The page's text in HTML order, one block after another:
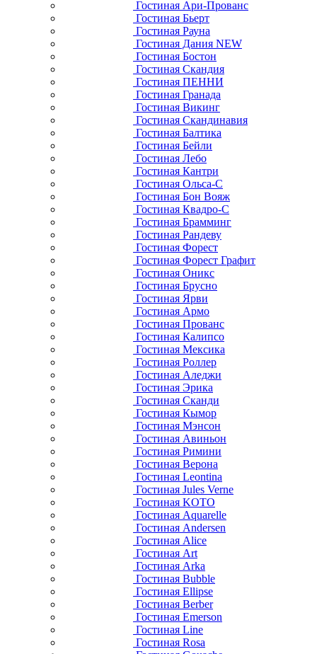
Гостиная Ари-Прованс
Гостиная Бьерт
Гостиная Рауна
Гостиная Дания NEW
Гостиная Бостон
Гостиная Скандия
Гостиная ПЕННИ
Гостиная Гранада
Гостиная Викинг
Гостиная Скандинавия
Гостиная Балтика
Гостиная Бейли
Гостиная Лебо
Гостиная Кантри
Гостиная Ольса-С
Гостиная Бон Вояж
Гостиная Квадро-С
Гостиная Брамминг
Гостиная Рандеву
Гостиная Форест
Гостиная Форест Графит
Гостиная Оникс
Гостиная Брусно
Гостиная Ярви
Гостиная Армо
Гостиная Прованс
Гостиная Калипсо
Гостиная Мексика
Гостиная Роллер
Гостиная Аледжи
Гостиная Эрика
Гостиная Сканди
Гостиная Кымор
Гостиная Мэнсон
Гостиная Авиньон
Гостиная Римини
Гостиная Верона
Гостиная Leontina
Гостиная Jules Verne
Гостиная KOTO
Гостиная Aquarelle
Гостиная Andersen
Гостиная Alice
Гостиная Art
Гостиная Arka
Гостиная Bubble
Гостиная Ellipse
Гостиная Berber
Гостиная Emerson
Гостиная Line
Гостиная Rosa